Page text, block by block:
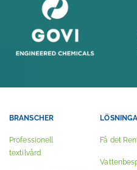
BRANSCHER
Professionell
textilvård
Få det